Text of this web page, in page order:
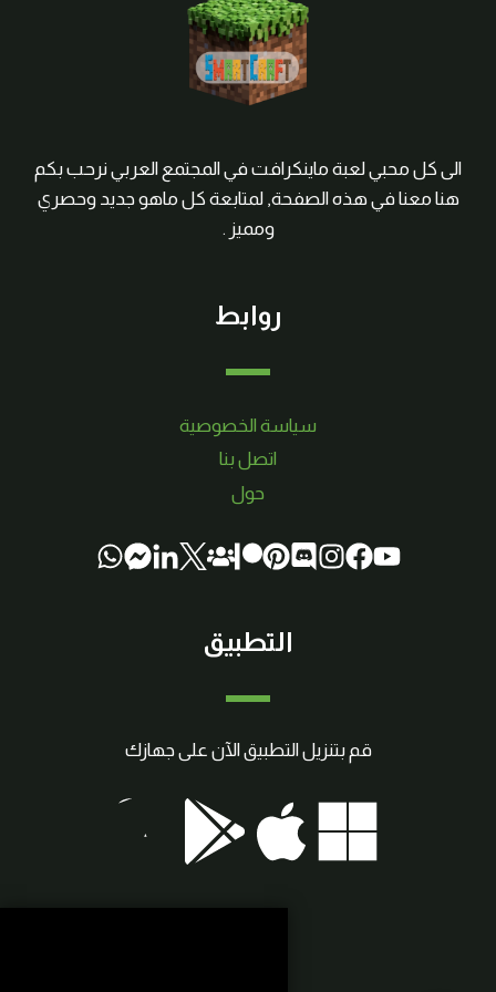
الى كل محبي لعبة ماينكرافت في المجتمع العربي نرحب بكم
هنا معنا في هذه الصفحة, لمتابعة كل ماهو جديد وحصري
ومميز .
روابط
سياسة الخصوصية
اتصل بنا
حول
التطبيق
قم بتنزيل التطبيق الآن على جهازك